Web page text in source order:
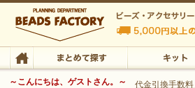
ビーズファクトリー ビーズ・パーツ・金具など
～こんにちは、ゲストさん。～ 代金引換手数